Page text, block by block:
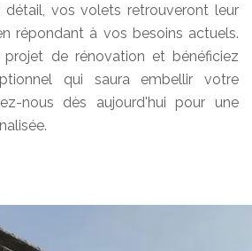
vos volets retrouveront leur
répondant à vos besoins actuels.
projet de rénovation et bénéficiez
qui saura embellir votre
nous dès aujourd'hui pour une